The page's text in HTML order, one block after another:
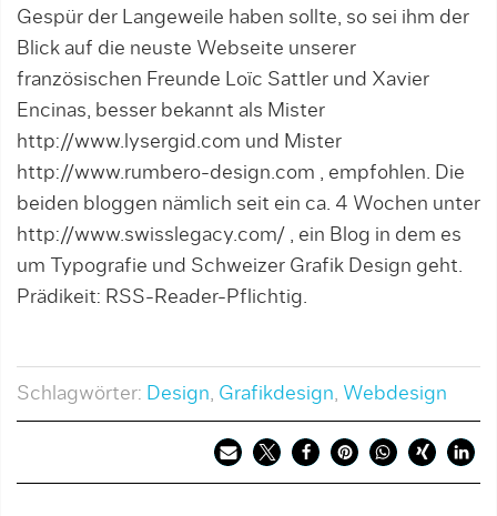
Gespür der Langeweile haben sollte, so sei ihm der
Blick auf die neuste Webseite unserer
französischen Freunde Loïc Sattler und Xavier
Encinas, besser bekannt als Mister
http://www.lysergid.com und Mister
http://www.rumbero-design.com , empfohlen. Die
beiden bloggen nämlich seit ein ca. 4 Wochen unter
http://www.swisslegacy.com/ , ein Blog in dem es
um Typografie und Schweizer Grafik Design geht.
Prädikeit: RSS-Reader-Pflichtig.
Schlagwörter: Design Grafikdesign Webdesign